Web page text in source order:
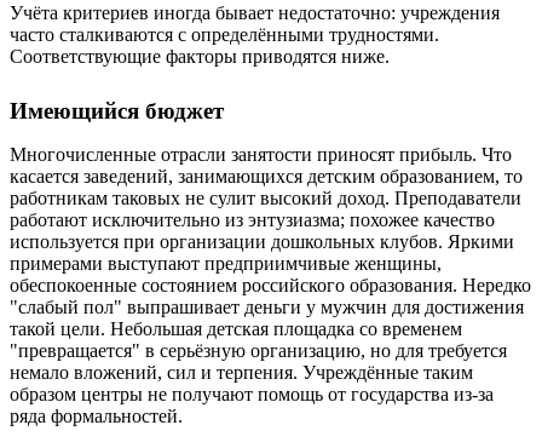
Учёта критериев иногда бывает недостаточно: учреждения
часто сталкиваются с определёнными трудностями.
Соответствующие факторы приводятся ниже.
Имеющийся бюджет
Многочисленные отрасли занятости приносят прибыль. Что
касается заведений, занимающихся детским образованием, то
работникам таковых не сулит высокий доход. Преподаватели
работают исключительно из энтузиазма; похожее качество
используется при организации дошкольных клубов. Яркими
примерами выступают предприимчивые женщины,
обеспокоенные состоянием российского образования. Нередко
"слабый пол" выпрашивает деньги у мужчин для достижения
такой цели. Небольшая детская площадка со временем
"превращается" в серьёзную организацию, но для требуется
немало вложений, сил и терпения. Учреждённые таким
образом центры не получают помощь от государства из-за
ряда формальностей.